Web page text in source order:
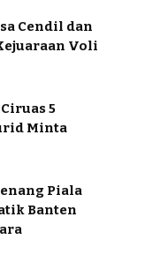
Cendil dan
Voli
5
Minta
Piala
Banten